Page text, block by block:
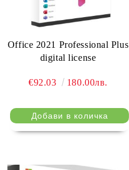
Office 2021 Professional Plus
digital license
€92.03 180.00лв.